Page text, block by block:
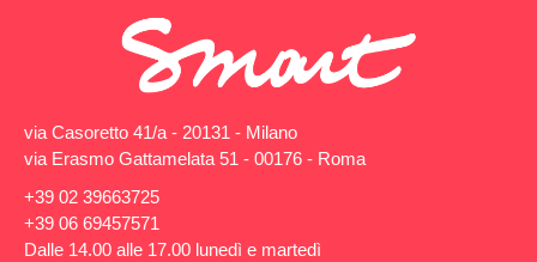
via Casoretto 41/a - 20131 - Milano
via Erasmo Gattamelata 51 - 00176 - Roma
+39 02 39663725
+39 06 69457571
Dalle 14.00 alle 17.00 lunedì e martedì